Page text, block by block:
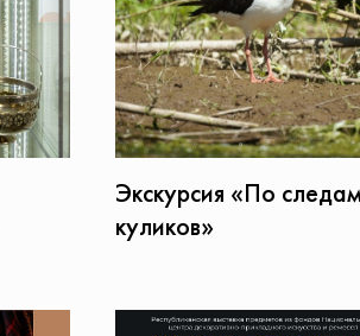
Экскурсия «По
куликов»